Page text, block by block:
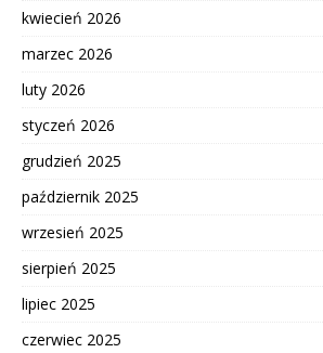
kwiecień 2026
marzec 2026
luty 2026
styczeń 2026
grudzień 2025
październik 2025
wrzesień 2025
sierpień 2025
lipiec 2025
czerwiec 2025